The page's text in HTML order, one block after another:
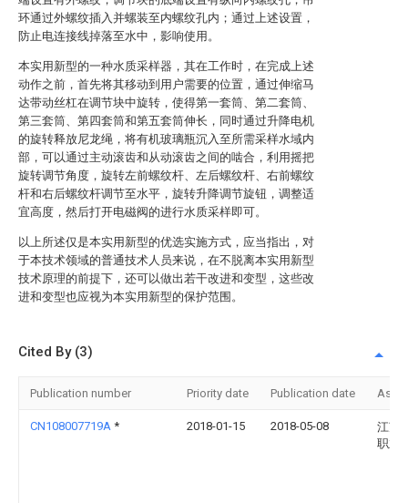
环通过外螺纹插入并螺装至内螺纹孔内；通过上述设置，
防止电连接线掉落至水中，影响使用。
本实用新型的一种水质采样器，其在工作时，在完成上述
动作之前，首先将其移动到用户需要的位置，通过伸缩马
达带动丝杠在调节块中旋转，使得第一套筒、第二套筒、
第三套筒、第四套筒和第五套筒伸长，同时通过升降电机
的旋转释放尼龙绳，将有机玻璃瓶沉入至所需采样水域内
部，可以通过主动滚齿和从动滚齿之间的啮合，利用摇把
旋转调节角度，旋转左前螺纹杆、左后螺纹杆、右前螺纹
杆和右后螺纹杆调节至水平，旋转升降调节旋钮，调整适
宜高度，然后打开电磁阀的进行水质采样即可。
以上所述仅是本实用新型的优选实施方式，应当指出，对
于本技术领域的普通技术人员来说，在不脱离本实用新型
技术原理的前提下，还可以做出若干改进和变型，这些改
进和变型也应视为本实用新型的保护范围。
Cited By (3)
Publication number Priority date Publication date
CN108007719A * 2018-01-15 2018-05-08
江苏
职业